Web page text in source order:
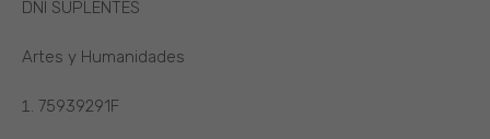
DNI SUPLENTES
Artes y Humanidades
75939291F